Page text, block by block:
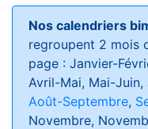
Nos calendriers
regroupent 2 mois
page : Janvier-
Avril-Mai, Mai-
Août-Septembre,
Novembre,